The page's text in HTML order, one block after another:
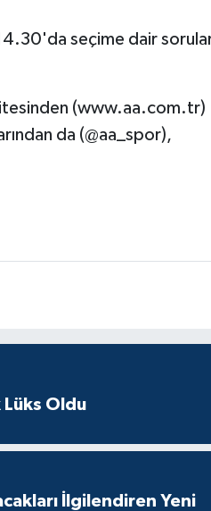
seçime dair
sitesinden (www.aa.com.tr)
da (@aa_spor),
Lüks Oldu
İlgilendiren Yeni